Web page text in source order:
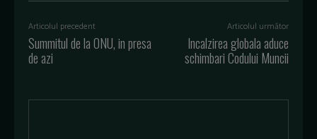
Articolul precedent
Summitul de la ONU, in presa
de azi
Articolul următor
Incalzirea globala aduce
schimbari Codului Muncii